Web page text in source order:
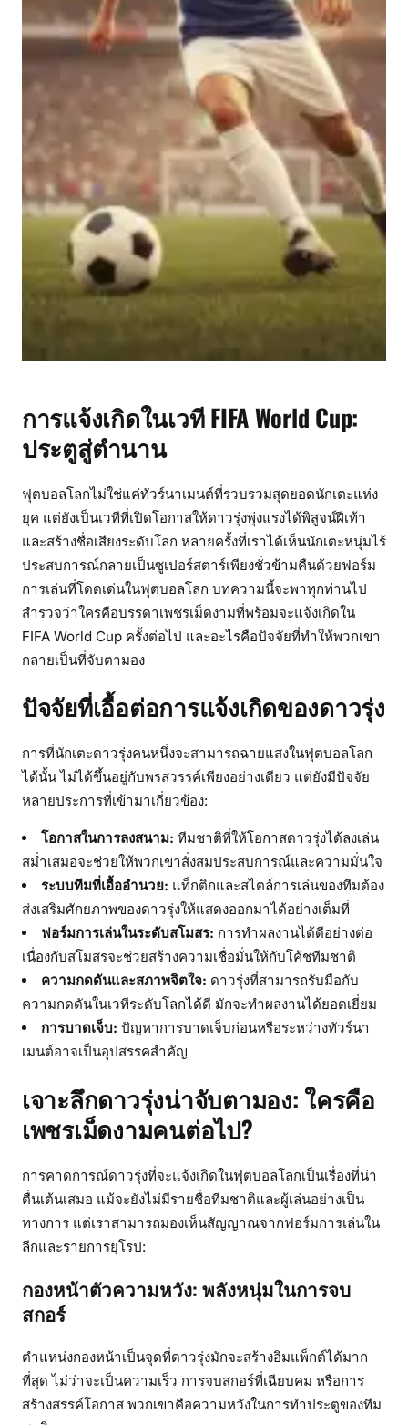
การแจ้งเกิดในเวที FIFA World Cup:
ประตูสู่ตำนาน
ฟุตบอลโลกไม่ใช่แค่ทัวร์นาเมนต์ที่รวบรวมสุดยอดนักเตะแห่ง
ยุค แต่ยังเป็นเวทีที่เปิดโอกาสให้ดาวรุ่งพุ่งแรงได้พิสูจน์ฝีเท้า
และสร้างชื่อเสียงระดับโลก หลายครั้งที่เราได้เห็นนักเตะหนุ่มไร้
ประสบการณ์กลายเป็นซูเปอร์สตาร์เพียงชั่วข้ามคืนด้วยฟอร์ม
การเล่นที่โดดเด่นในฟุตบอลโลก บทความนี้จะพาทุกท่านไป
สำรวจว่าใครคือบรรดาเพชรเม็ดงามที่พร้อมจะแจ้งเกิดใน
FIFA World Cup ครั้งต่อไป และอะไรคือปัจจัยที่ทำให้พวกเขา
กลายเป็นที่จับตามอง
ปัจจัยที่เอื้อต่อการแจ้งเกิดของดาวรุ่ง
การที่นักเตะดาวรุ่งคนหนึ่งจะสามารถฉายแสงในฟุตบอลโลก
ได้นั้น ไม่ได้ขึ้นอยู่กับพรสวรรค์เพียงอย่างเดียว แต่ยังมีปัจจัย
หลายประการที่เข้ามาเกี่ยวข้อง:
โอกาสในการลงสนาม: ทีมชาติที่ให้โอกาสดาวรุ่งได้ลงเล่น
สม่ำเสมอจะช่วยให้พวกเขาสั่งสมประสบการณ์และความมั่นใจ
ระบบทีมที่เอื้ออำนวย: แท็กติกและสไตล์การเล่นของทีมต้อง
ส่งเสริมศักยภาพของดาวรุ่งให้แสดงออกมาได้อย่างเต็มที่
ฟอร์มการเล่นในระดับสโมสร: การทำผลงานได้ดีอย่างต่อ
เนื่องกับสโมสรจะช่วยสร้างความเชื่อมั่นให้กับโค้ชทีมชาติ
ความกดดันและสภาพจิตใจ: ดาวรุ่งที่สามารถรับมือกับ
ความกดดันในเวทีระดับโลกได้ดี มักจะทำผลงานได้ยอดเยี่ยม
การบาดเจ็บ: ปัญหาการบาดเจ็บก่อนหรือระหว่างทัวร์นา
เมนต์อาจเป็นอุปสรรคสำคัญ
เจาะลึกดาวรุ่งน่าจับตามอง: ใครคือ
เพชรเม็ดงามคนต่อไป?
การคาดการณ์ดาวรุ่งที่จะแจ้งเกิดในฟุตบอลโลกเป็นเรื่องที่น่า
ตื่นเต้นเสมอ แม้จะยังไม่มีรายชื่อทีมชาติและผู้เล่นอย่างเป็น
ทางการ แต่เราสามารถมองเห็นสัญญาณจากฟอร์มการเล่นใน
ลีกและรายการยุโรป:
กองหน้าตัวความหวัง: พลังหนุ่มในการจบ
สกอร์
ตำแหน่งกองหน้าเป็นจุดที่ดาวรุ่งมักจะสร้างอิมแพ็กต์ได้มาก
ที่สุด ไม่ว่าจะเป็นความเร็ว การจบสกอร์ที่เฉียบคม หรือการ
สร้างสรรค์โอกาส พวกเขาคือความหวังในการทำประตูของทีม